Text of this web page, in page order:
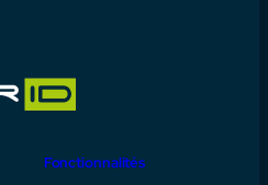
Fonctionnalités